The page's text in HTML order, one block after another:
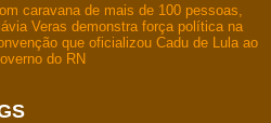
caravana de mais de 100 pessoas,
Veras demonstra força política na
que oficializou Cadu de Lula ao
do RN